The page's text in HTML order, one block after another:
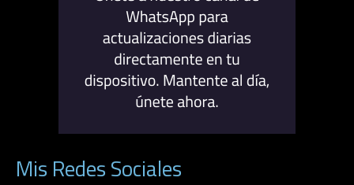
Mis Redes Sociales